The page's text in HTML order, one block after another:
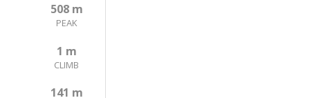
PEAK
508 m
CLIMB
1 m
141 m